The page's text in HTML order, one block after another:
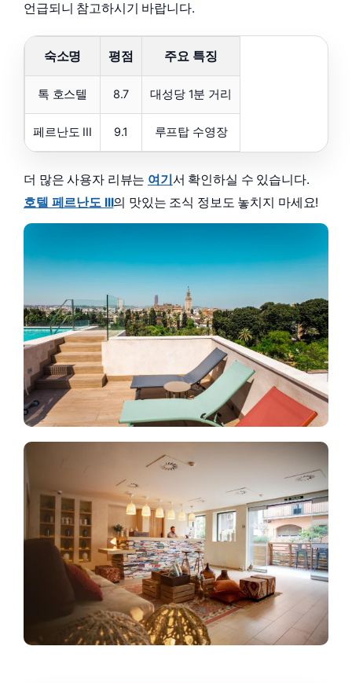
언급되니 참고하시기 바랍니다.
숙소명 평점 주요 특징
톡 호스텔 8.7 대성당 1분 거리
페르난도 III 9.1 루프탑 수영장
더 많은 사용자 리뷰는 여기 서 확인하실 수 있습니다.
호텔 페르난도 III의 맛있는 조식 정보도 놓치지 마세요!